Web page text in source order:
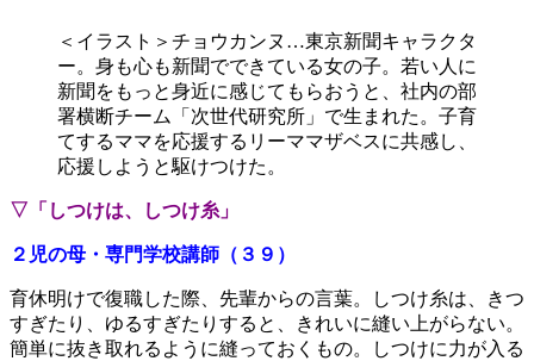
＜イラスト＞チョウカンヌ…東京新聞キャラクタ
ー。身も心も新聞でできている女の子。若い人に
新聞をもっと身近に感じてもらおうと、社内の部
署横断チーム「次世代研究所」で生まれた。子育
てするママを応援するリーママザベスに共感し、
応援しようと駆けつけた。
▽「しつけは、しつけ糸」
２児の母・専門学校講師（３９）
育休明けで復職した際、先輩からの言葉。しつけ糸は、きつ
すぎたり、ゆるすぎたりすると、きれいに縫い上がらない。
簡単に抜き取れるように縫っておくもの。しつけに力が入る